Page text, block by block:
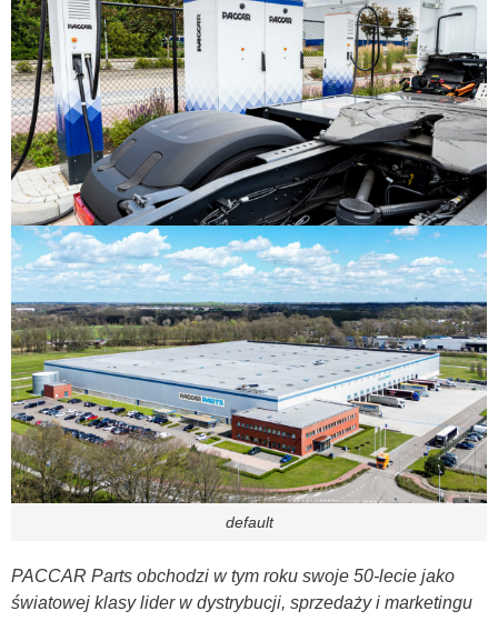
default
PACCAR Parts obchodzi w tym roku swoje 50-lecie jako
światowej klasy lider w dystrybucji, sprzedaży i marketingu